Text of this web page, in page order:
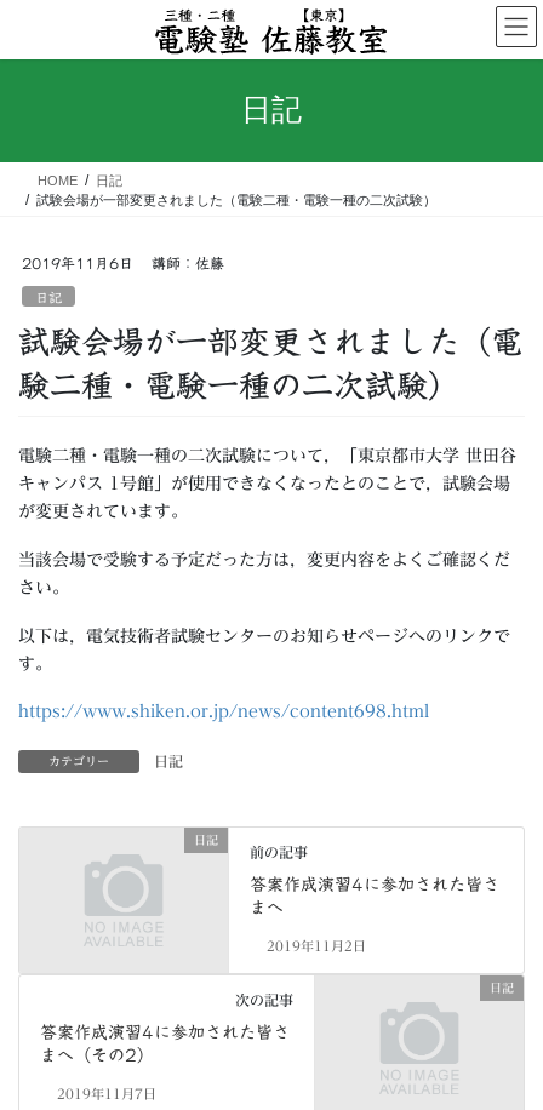
テ
ス
ゲ
ン
日記
HOME
日記
試験会場が一部変更されました（電験二種・電験一種の二次試験）
2019年11月6日 講師：佐藤
日記
試験会場が一部変更されました（電
験二種・電験一種の二次試験）
電験二種・電験一種の二次試験について，「東京都市大学 世田谷
キャンパス 1号館」が使用できなくなったとのことで，試験会場
が変更されています。
当該会場で受験する予定だった方は，変更内容をよくご確認くだ
さい。
以下は，電気技術者試験センターのお知らせページへのリンクで
す。
https://www.shiken.or.jp/news/content698.html
カテゴリー 日記
日記
前の記事
答案作成演習4に参加された皆さ
まへ
2019年11月2日
日記
次の記事
答案作成演習4に参加された皆さ
まへ（その2）
2019年11月7日